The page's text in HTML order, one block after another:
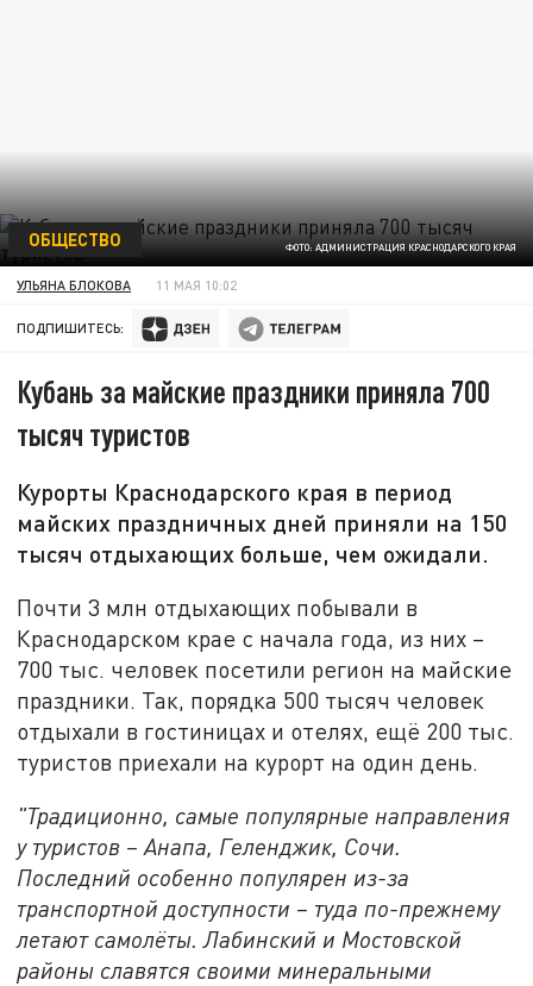
ФОТО: АДМИНИСТРАЦИЯ КРАСНОДАРСКОГО КРАЯ
ОБЩЕСТВО
УЛЬЯНА БЛОКОВА 11 МАЯ 10:02
ПОДПИШИТЕСЬ:
Кубань за майские праздники приняла 700
тысяч туристов
Курорты Краснодарского края в период
майских праздничных дней приняли на 150
тысяч отдыхающих больше, чем ожидали.
Почти 3 млн отдыхающих побывали в
Краснодарском крае с начала года, из них –
700 тыс. человек посетили регион на майские
праздники. Так, порядка 500 тысяч человек
отдыхали в гостиницах и отелях, ещё 200 тыс.
туристов приехали на курорт на один день.
"Традиционно, самые популярные направления
у туристов – Анапа, Геленджик, Сочи.
Последний особенно популярен из-за
транспортной доступности – туда по-прежнему
летают самолёты. Лабинский и Мостовской
районы славятся своими минеральными